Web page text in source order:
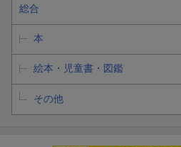
総合
本
絵本・児童書・図鑑
その他